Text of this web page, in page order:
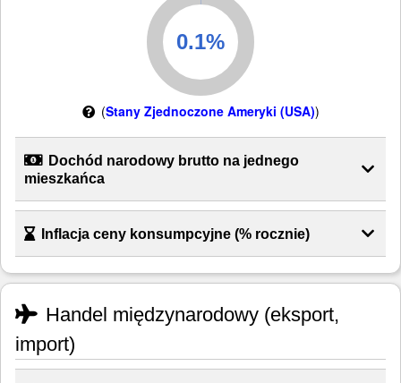
(Stany Zjednoczone Ameryki (USA))
Dochód narodowy brutto na jednego
mieszkańca
Inflacja ceny konsumpcyjne (% rocznie)
Handel międzynarodowy (eksport,
import)